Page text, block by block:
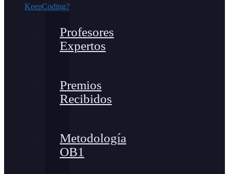
KeepCoding?
Profesores
Expertos
Premios
Recibidos
Metodología
OB1